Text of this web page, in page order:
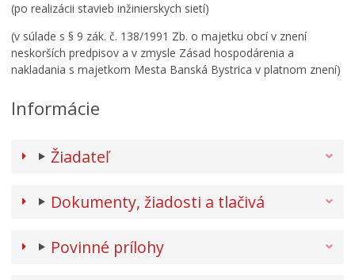
(po realizácii stavieb inžinierskych sietí)
(v súlade s § 9 zák. č. 138/1991 Zb. o majetku obcí v znení
neskorších predpisov a v zmysle Zásad hospodárenia a
nakladania s majetkom Mesta Banská Bystrica v platnom znení)
Informácie
Žiadateľ
Dokumenty, žiadosti a tlačivá
Povinné prílohy